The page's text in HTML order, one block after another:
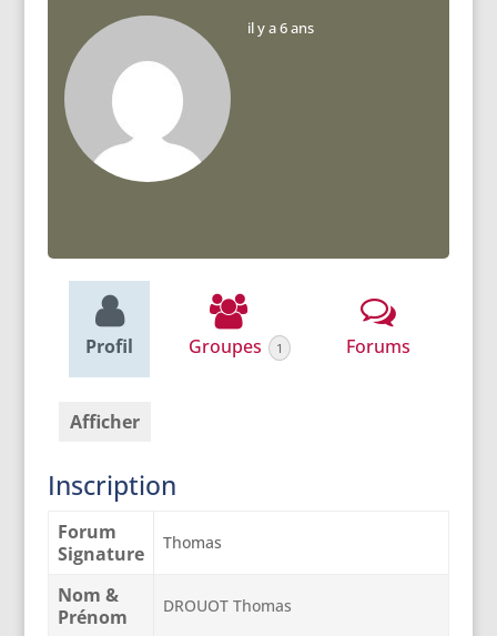
il y a 6 ans
Profil Groupes 1 Forums
Afficher
Inscription
Forum
Signature
Thomas
Nom &
Prénom
DROUOT Thomas